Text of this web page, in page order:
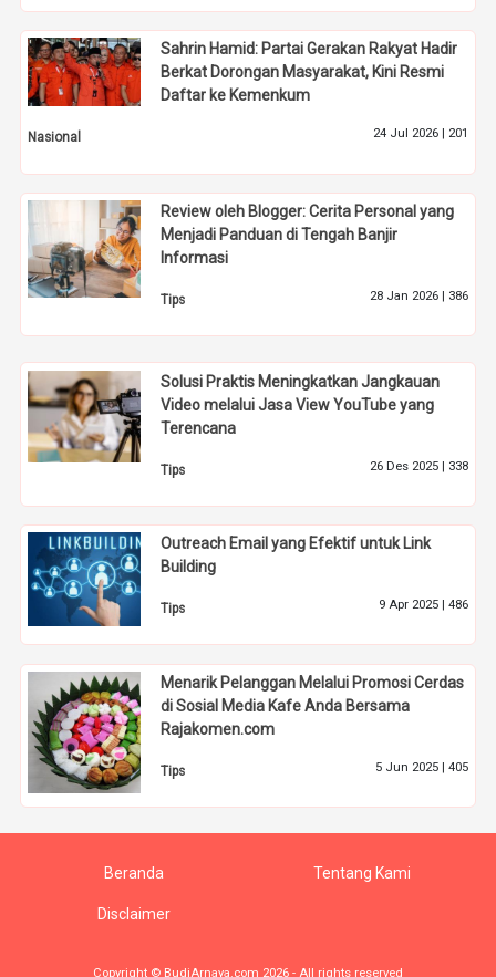
Sahrin Hamid: Partai Gerakan Rakyat Hadir
Berkat Dorongan Masyarakat, Kini Resmi
Daftar ke Kemenkum
Nasional 24 Jul 2026 | 201
Review oleh Blogger: Cerita Personal yang
Menjadi Panduan di Tengah Banjir
Informasi
Tips 28 Jan 2026 | 386
Solusi Praktis Meningkatkan Jangkauan
Video melalui Jasa View YouTube yang
Terencana
Tips 26 Des 2025 | 338
Outreach Email yang Efektif untuk Link
Building
Tips 9 Apr 2025 | 486
Menarik Pelanggan Melalui Promosi Cerdas
di Sosial Media Kafe Anda Bersama
Rajakomen.com
Tips 5 Jun 2025 | 405
Beranda Tentang Kami
Disclaimer
Copyright © BudiArnaya.com 2026 - All rights reserved